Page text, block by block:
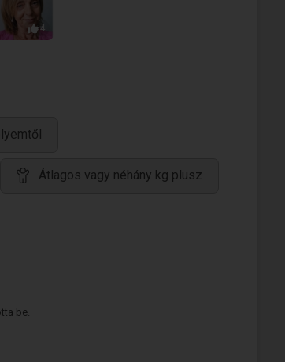
4
Átlagos vagy néhány kg plusz
be.